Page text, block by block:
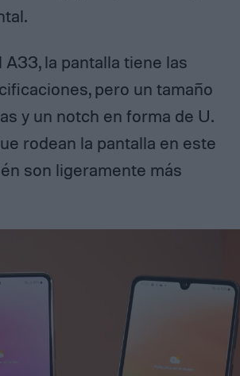
A33, la pantalla tiene las
pero un tamaño
y un notch en forma de U.
rodean la pantalla en este
son ligeramente más